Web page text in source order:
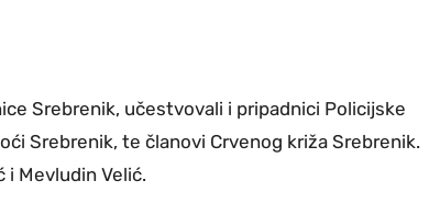
Srebrenik, učestvovali i pripadnici Policijske
Srebrenik, te članovi Crvenog križa Srebrenik.
i Mevludin Velić.